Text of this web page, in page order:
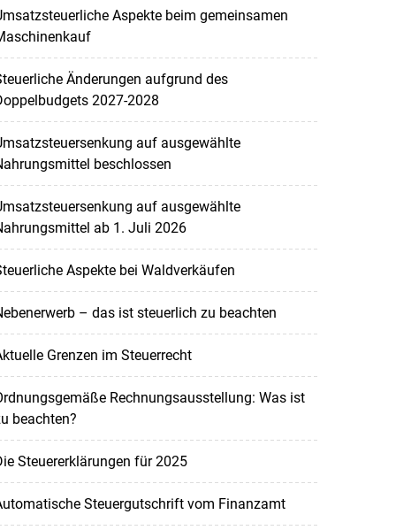
Aspekte beim gemeinsamen
Änderungen aufgrund des
2027-2028
auf ausgewählte
beschlossen
auf ausgewählte
ab 1. Juli 2026
Aspekte bei Waldverkäufen
– das ist steuerlich zu beachten
Grenzen im Steuerrecht
Rechnungsausstellung: Was ist
beachten?
Steuererklärungen für 2025
Steuergutschrift vom Finanzamt